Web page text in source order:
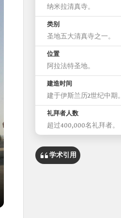
纳米拉清真寺。
类别
圣地五大清真寺之一。
位置
阿拉法特圣地。
建造时间
建于伊斯兰历2世纪中期。
礼拜者人数
超过400,000名礼拜者。
学术引用